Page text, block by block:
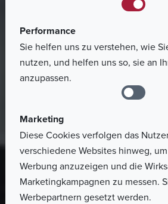
Performance
Sie helfen uns zu verstehen, wie
nutzen, und helfen uns so, sie an
anzupassen.
Marketing
Diese Cookies verfolgen das
verschiedene Websites hinweg,
Werbung anzuzeigen und die
Marketingkampagnen zu messen.
Werbepartnern gesetzt werden.